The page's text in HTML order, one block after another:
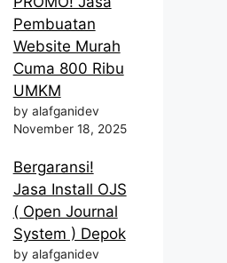
Pembuatan
Website Murah
Cuma 800 Ribu
UMKM
by alafganidev
November 18, 2025
Bergaransi!
Jasa Install OJS
( Open Journal
System ) Depok
by alafganidev